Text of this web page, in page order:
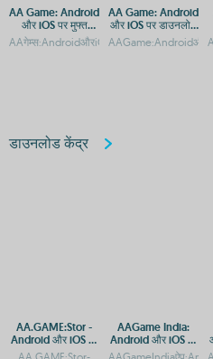
AA Game: Android
और iOS पर मुफ्त
डाउनलोड और एक्सेस
गाइड
AA Game: Android
और iOS पर डाउनलोड
और एक्सेस गाइड
डाउनलोड केंद्र
AA.GAME:Stor -
Android और iOS पर
मुफ्त गेम्स डाउनलोड
AA.GAME:Stor-
AAGame India:
Android और iOS पर
ऐप डाउनलोड करें